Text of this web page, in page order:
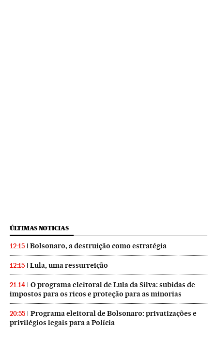
ÚLTIMAS NOTICIAS
12:15 Bolsonaro, a destruição como estratégia
12:15 Lula, uma ressurreição
21:14
O programa eleitoral de Lula da Silva: subidas de
impostos para os ricos e proteção para as minorias
20:55
Programa eleitoral de Bolsonaro: privatizações e
privilégios legais para a Polícia